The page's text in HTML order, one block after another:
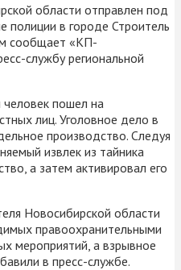
области отправлен под
полиции в городе Строитель
сообщает «КП-
службу региональной
пошел на
лиц. Уголовное дело в
производство. Следуя
извлек из тайника
а затем активировал его
Новосибирской области
правоохранительными
мероприятий, а взрывное
в пресс-службе.